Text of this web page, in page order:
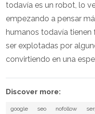
todavía es un robot, lo
empezando a pensar
humanos todavía
ser explotadas por
convirtiendo en una
Discover more:
google seo nofollow